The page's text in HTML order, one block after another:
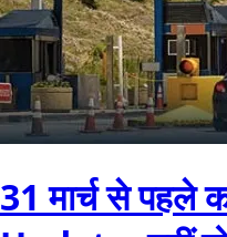
31 मार्च से पहले